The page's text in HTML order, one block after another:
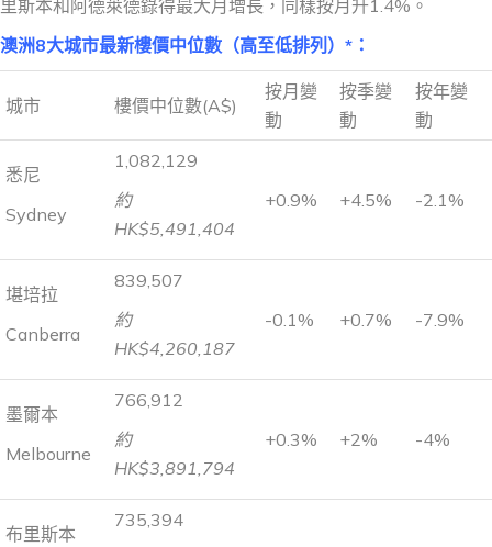
里斯本和阿德萊德錄得最大月增長，同樣按月升1.4%。
澳洲8大城市最新樓價中位數（高至低排列） * ：
城市 樓價中位數(A$)
按月變
動
按季變
動
按年變
動
悉尼
Sydney
1,082,129
約
HK$5,491,404
+0.9% +4.5% -2.1%
堪培拉
Canberra
839,507
約
HK$4,260,187
-0.1% +0.7% -7.9%
墨爾本
Melbourne
766,912
約
HK$3,891,794
+0.3% +2% -4%
布里斯本
735,394